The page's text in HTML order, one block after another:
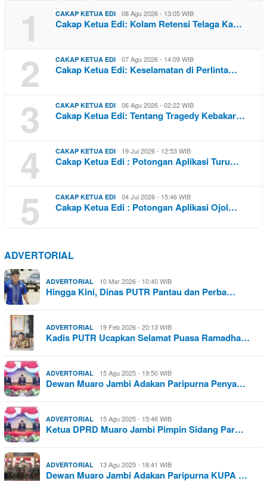
1 CAKAP KETUA EDI 08 Agu 2026 - 13:05 WIB
Cakap Ketua Edi: Kolam Retensi Telaga Ka…
2 CAKAP KETUA EDI 07 Agu 2026 - 14:09 WIB
Cakap Ketua Edi: Keselamatan di Perlinta…
3 CAKAP KETUA EDI 06 Agu 2026 - 02:22 WIB
Cakap Ketua Edi: Tentang Tragedy Kebakar…
4 CAKAP KETUA EDI 19 Jul 2026 - 12:53 WIB
Cakap Ketua Edi : Potongan Aplikasi Turu…
5 CAKAP KETUA EDI 04 Jul 2026 - 15:46 WIB
Cakap Ketua Edi : Potongan Aplikasi Ojol…
ADVERTORIAL
ADVERTORIAL 10 Mar 2026 - 10:40 WIB
Hingga Kini, Dinas PUTR Pantau dan Perba…
ADVERTORIAL 19 Feb 2026 - 20:13 WIB
Kadis PUTR Ucapkan Selamat Puasa Ramadha…
ADVERTORIAL 15 Agu 2025 - 19:50 WIB
Dewan Muaro Jambi Adakan Paripurna Penya…
ADVERTORIAL 15 Agu 2025 - 15:46 WIB
Ketua DPRD Muaro Jambi Pimpin Sidang Par…
ADVERTORIAL 13 Agu 2025 - 18:41 WIB
Dewan Muaro Jambi Adakan Paripurna KUPA …